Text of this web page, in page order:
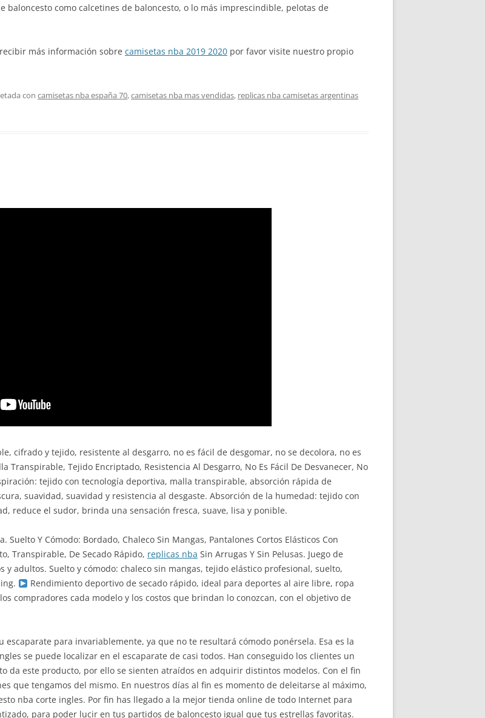
como calcetines de baloncesto, o lo más imprescindible, pelotas de
más información sobre camisetas nba 2019 2020 por favor visite nuestro propio
con camisetas nba españa 70,camisetas nba mas vendidas, replicas nba camisetas argentinas
cifrado y tejido, resistente al desgarro, no es fácil de desgomar, no se decolora, no es
Transpirable, Tejido Encriptado, Resistencia Al Desgarro, No Es Fácil De Desvanecer, No
tejido con tecnología deportiva, malla transpirable, absorción rápida de
suavidad, suavidad y resistencia al desgaste. Absorción de la humedad: tejido con
reduce el sudor, brinda una sensación fresca, suave, lisa y ponible.
Y Cómodo: Bordado, Chaleco Sin Mangas, Pantalones Cortos Elásticos Con
Transpirable, De Secado Rápido, replicas nba Sin Arrugas Y Sin Pelusas. Juego de
adultos. Suelto y cómodo: chaleco sin mangas, tejido elástico profesional, suelto,
Rendimiento deportivo de secado rápido, ideal para deportes al aire libre, ropa
compradores cada modelo y los costos que brindan lo conozcan, con el objetivo de
para invariablemente, ya que no te resultará cómodo ponérsela. Esa es la
se puede localizar en el escaparate de casi todos. Han conseguido los clientes un
da este producto, por ello se sienten atraídos en adquirir distintos modelos. Con el fin
que tengamos del mismo. En nuestros días al fin es momento de deleitarse al máximo,
nba corte ingles. Por fin has llegado a la mejor tienda online de todo Internet para
para poder lucir en tus partidos de baloncesto igual que tus estrellas favoritas.